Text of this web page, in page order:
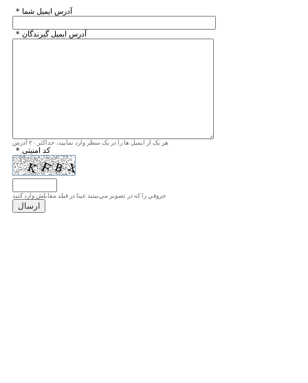
* آدرس ايميل شما
* آدرس ايميل گيرندگان
هر یک از ایمیل ها را در یک سطر وارد نمایید، حداکثر ۲۰ آدرس
* کد امنیتی
حروفي را كه در تصوير مي‌بينيد عينا در فيلد مقابلش وارد كنيد